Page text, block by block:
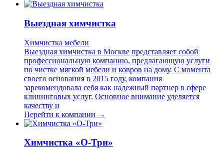
Выездная химчистка
Химчистка мебели
Выездная химчистка в Москве представляет собой
профессиональную компанию, предлагающую услуги
по чистке мягкой мебели и ковров на дому. С момента
своего основания в 2015 году, компания
зарекомендовала себя как надежный партнер в сфере
клининговых услуг. Основное внимание уделяется
качеству и
Перейти к компании →
Химчистка «О-Три»